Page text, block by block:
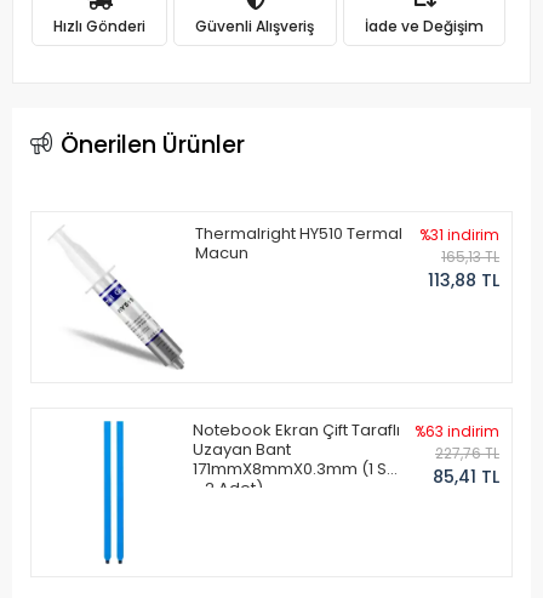
Hızlı Gönderi Güvenli Alışveriş İade ve Değişim
Önerilen Ürünler
Thermalright HY510 Termal
Macun
%31 indirim
165,13 TL
113,88 TL
Notebook Ekran Çift Taraflı
Uzayan Bant
171mmX8mmX0.3mm (1 Set
- 2 Adet)
%63 indirim
227,76 TL
85,41 TL